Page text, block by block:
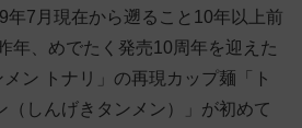
年7月現在から遡ること10年以上前
年、めでたく発売10周年を迎えた
ン トナリ」の再現カップ麺「ト
（しんげきタンメン）」が初めて